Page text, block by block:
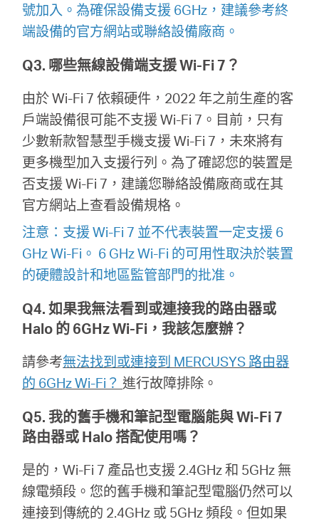
號加入。為確保設備支援 6GHz，建議參考終
端設備的官方網站或聯絡設備廠商。
Q3. 哪些無線設備端支援 Wi-Fi 7？
由於 Wi-Fi 7 依賴硬件，2022 年之前生產的客
戶端設備很可能不支援 Wi-Fi 7。目前，只有
少數新款智慧型手機支援 Wi-Fi 7，未來將有
更多機型加入支援行列。為了確認您的裝置是
否支援 Wi-Fi 7，建議您聯絡設備廠商或在其
官方網站上查看設備規格。
注意：支援 Wi-Fi 7 並不代表裝置一定支援 6
GHz Wi-Fi。 6 GHz Wi-Fi 的可用性取決於裝置
的硬體設計和地區監管部門的批准。
Q4. 如果我無法看到或連接我的路由器或
Halo 的 6GHz Wi-Fi，我該怎麼辦？
請參考無法找到或連接到 MERCUSYS 路由器
的 6GHz Wi-Fi？進行故障排除。
Q5. 我的舊手機和筆記型電腦能與 Wi-Fi 7
路由器或 Halo 搭配使用嗎？
是的，Wi-Fi 7 產品也支援 2.4GHz 和 5GHz 無
線電頻段。您的舊手機和筆記型電腦仍然可以
連接到傳統的 2.4GHz 或 5GHz 頻段。但如果